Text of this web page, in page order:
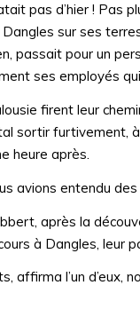
pas d’hier ! Pas
sur ses
passait pour un
ses employés
firent leur
sortir furtivement, à
heure après.
avions entendu
après la
à Dangles, leur
affirma l’un